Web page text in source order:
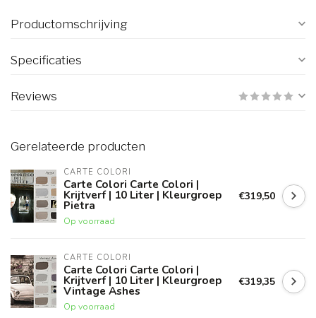
Productomschrijving
Specificaties
Reviews
Gerelateerde producten
CARTE COLORI
Carte Colori Carte Colori |
Krijtverf | 10 Liter | Kleurgroep
Pietra
Op voorraad
€319,50
CARTE COLORI
Carte Colori Carte Colori |
Krijtverf | 10 Liter | Kleurgroep
Vintage Ashes
Op voorraad
€319,35